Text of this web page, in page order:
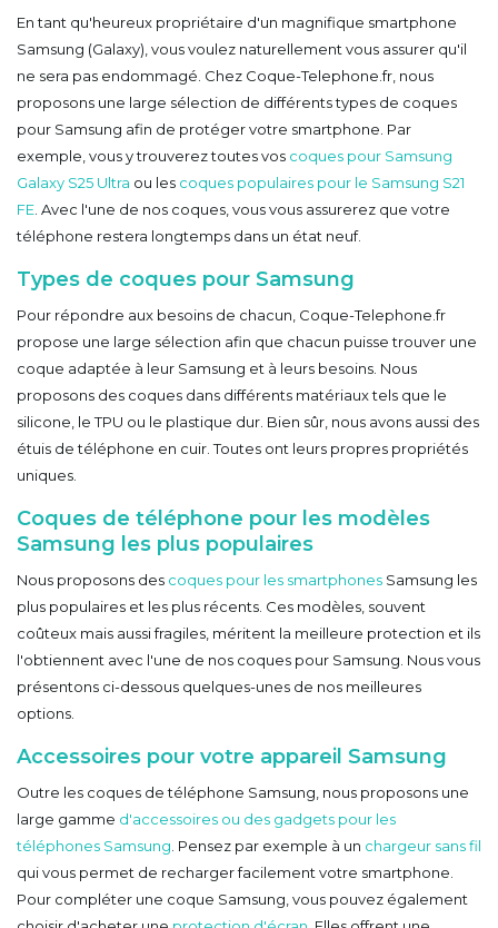
En tant qu'heureux propriétaire d'un magnifique smartphone
Samsung (Galaxy), vous voulez naturellement vous assurer qu'il
ne sera pas endommagé. Chez Coque-Telephone.fr, nous
proposons une large sélection de différents types de coques
pour Samsung afin de protéger votre smartphone. Par
exemple, vous y trouverez toutes vos coques pour Samsung
Galaxy S25 Ultra ou les coques populaires pour le Samsung S21
FE . Avec l'une de nos coques, vous vous assurerez que votre
téléphone restera longtemps dans un état neuf.
Types de coques pour Samsung
Pour répondre aux besoins de chacun, Coque-Telephone.fr
propose une large sélection afin que chacun puisse trouver une
coque adaptée à leur Samsung et à leurs besoins. Nous
proposons des coques dans différents matériaux tels que le
silicone, le TPU ou le plastique dur. Bien sûr, nous avons aussi des
étuis de téléphone en cuir. Toutes ont leurs propres propriétés
uniques.
Coques de téléphone pour les modèles
Samsung les plus populaires
Nous proposons des coques pour les smartphones Samsung les
plus populaires et les plus récents. Ces modèles, souvent
coûteux mais aussi fragiles, méritent la meilleure protection et ils
l'obtiennent avec l'une de nos coques pour Samsung. Nous vous
présentons ci-dessous quelques-unes de nos meilleures
options.
Accessoires pour votre appareil Samsung
Outre les coques de téléphone Samsung, nous proposons une
large gamme d'accessoires ou des gadgets pour les
téléphones Samsung . Pensez par exemple à un chargeur sans fil
qui vous permet de recharger facilement votre smartphone.
Pour compléter une coque Samsung, vous pouvez également